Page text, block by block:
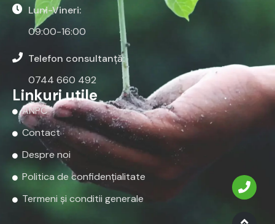
Luni-Vineri:
09:00-16:00
Telefon consultanță:
0744 660 492
Linkuri utile
ANPC
Contact
Despre noi
Politica de confidențialitate
Termeni și conditii generale